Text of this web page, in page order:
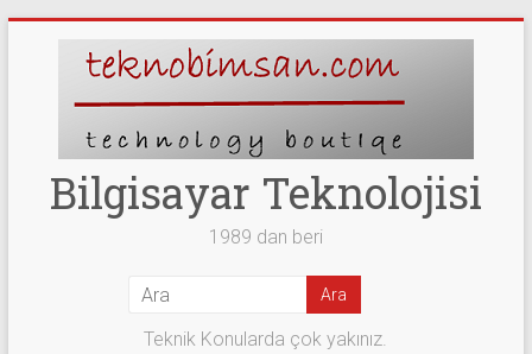
Bilgisayar Teknolojisi
1989 dan beri
Teknik Konularda çok yakınız.